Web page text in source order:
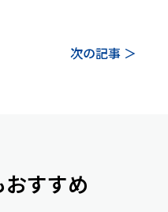
次の記事 ＞
すすめ